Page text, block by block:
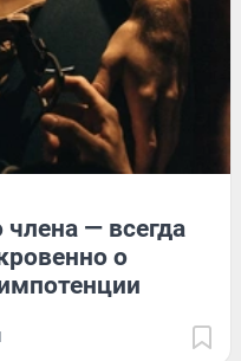
члена — всегда
о